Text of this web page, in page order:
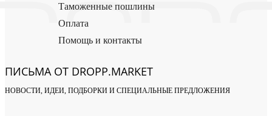
Таможенные пошлины
Оплата
Помощь и контакты
ПИСЬМА ОТ DROPP.MARKET
НОВОСТИ, ИДЕИ, ПОДБОРКИ И СПЕЦИАЛЬНЫЕ ПРЕДЛОЖЕНИЯ